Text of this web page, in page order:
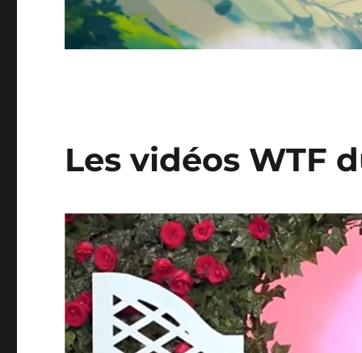
Les vidéos WTF